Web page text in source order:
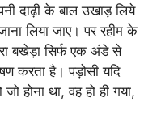
दाढ़ी के बाल उखाड़ लिये
लिया जाए। पर रहीम के
बखेड़ा सिर्फ एक अंडे से
करता है। पड़ोसी यदि
होना था, वह हो ही गया,